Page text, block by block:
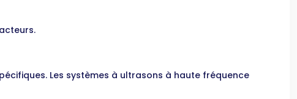
Les systèmes à ultrasons à haute fréquence